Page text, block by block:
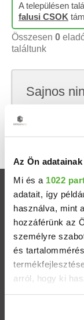
Az Ön
Mi és a 1022
adatait, így
használva, mint
hozzáférünk az
személyre
és
arról, hogy ki
A településen
falusi CSOK
Összesen 0
találtunk
Sajnos
Próbálj
keresni,
Ingatlanok
Eladó házak
Eladó lakások